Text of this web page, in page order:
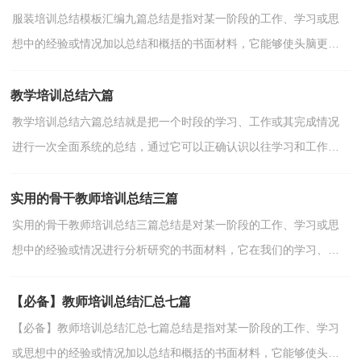
服装培训总结模板汇编九篇总结是指对某一阶段的工作、学习或思
想中的经验或情况加以总结和概括的书面材料，它能够使头脑更加
教学培训总结六篇
教学培训总结六篇总结就是把一个时段的学习、工作或其完成情况
进行一次全面系统的总结，通过它可以正确认识以往学习和工作中
实用的骨干教师培训总结三篇
实用的骨干教师培训总结三篇总结是对某一阶段的工作、学习或思
想中的经验或情况进行分析研究的书面材料，它在我们的学习、工
【必备】教师培训总结汇总七篇
【必备】教师培训总结汇总七篇总结是指对某一阶段的工作、学习
或思想中的经验或情况加以总结和概括的书面材料，它能够使头脑